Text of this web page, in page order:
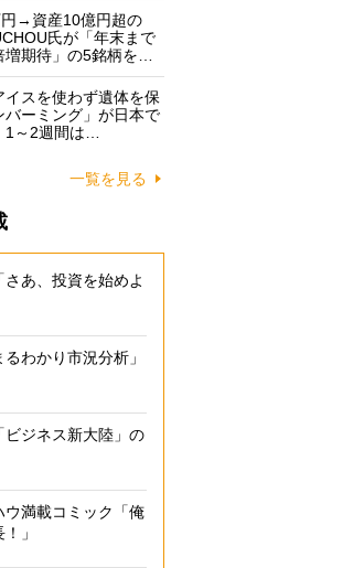
円→資産10億円超の
氏が「年末まで
増期待」の5銘柄を…
イスを使わず遺体を保
バーミング」が日本で
～2週間は…
一覧を見る
さあ、投資を始めよ
わかり市況分析」
ビジネス新大陸」の
ウ満載コミック「俺
」